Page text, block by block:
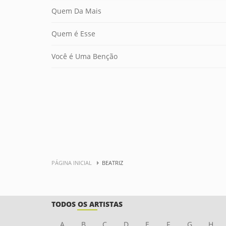
Quem Da Mais
Quem é Esse
Você é Uma Benção
PÁGINA INICIAL BEATRIZ
TODOS OS ARTISTAS